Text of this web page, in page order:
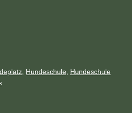
Hundeschule
Hundeschule